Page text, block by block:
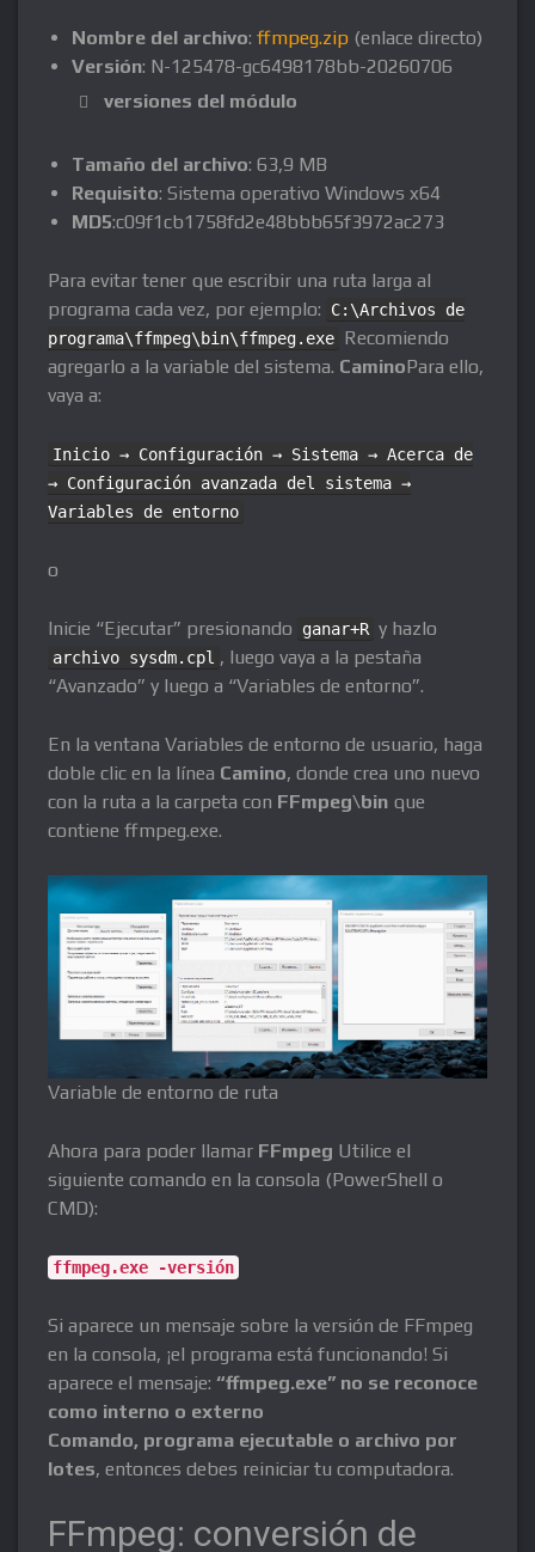
Nombre del archivo: ffmpeg.zip (enlace directo)
Versión: N-125478-gc6498178bb-20260706
versiones del módulo
Tamaño del archivo: 63,9 MB
Requisito: Sistema operativo Windows x64
MD5:c09f1cb1758fd2e48bbb65f3972ac273
Para evitar tener que escribir una ruta larga al
programa cada vez, por ejemplo:
C:\Archivos de
programa\ffmpeg\bin\ffmpeg.exe Recomiendo
agregarlo a la variable del sistema. CaminoPara ello,
vaya a:
Inicio → Configuración → Sistema → Acerca de
→ Configuración avanzada del sistema →
Variables de entorno
o
Inicie “Ejecutar” presionando ganar+R y hazlo
archivo sysdm.cpl , luego vaya a la pestaña
“Avanzado” y luego a “Variables de entorno”.
En la ventana Variables de entorno de usuario, haga
doble clic en la línea Camino, donde crea uno nuevo
con la ruta a la carpeta con FFmpeg\bin que
contiene ffmpeg.exe.
Variable de entorno de ruta
Ahora para poder llamar FFmpeg Utilice el
siguiente comando en la consola (PowerShell o
CMD):
ffmpeg.exe -versión
Si aparece un mensaje sobre la versión de FFmpeg
en la consola, ¡el programa está funcionando! Si
aparece el mensaje: “ffmpeg.exe” no se reconoce
como interno o externo
Comando, programa ejecutable o archivo por
lotes, entonces debes reiniciar tu computadora.
FFmpeg: conversión de